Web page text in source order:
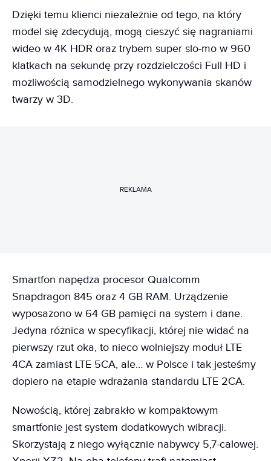
Dzięki temu klienci niezależnie od tego, na który
model się zdecydują, mogą cieszyć się nagraniami
wideo w 4K HDR oraz trybem super slo-mo w 960
klatkach na sekundę przy rozdzielczości Full HD i
możliwością samodzielnego wykonywania skanów
twarzy w 3D.
REKLAMA
Smartfon napędza procesor Qualcomm
Snapdragon 845 oraz 4 GB RAM. Urządzenie
wyposażono w 64 GB pamięci na system i dane.
Jedyna różnica w specyfikacji, której nie widać na
pierwszy rzut oka, to nieco wolniejszy moduł LTE
4CA zamiast LTE 5CA, ale… w Polsce i tak jesteśmy
dopiero na etapie wdrażania standardu LTE 2CA.
Nowością, której zabrakło w kompaktowym
smartfonie jest system dodatkowych wibracji.
Skorzystają z niego wyłącznie nabywcy 5,7-calowej.